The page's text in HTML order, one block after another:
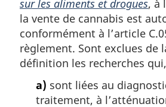
sur les aliments et drogues, à
la vente de cannabis est
conformément à l’article
règlement. Sont exclues de
définition les recherches
a) sont liées au
traitement, à